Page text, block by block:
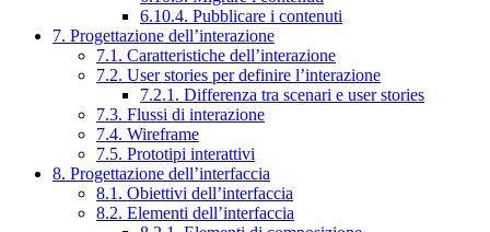
6.10.4. Pubblicare i contenuti
7. Progettazione dell’interazione
7.1. Caratteristiche dell’interazione
7.2. User stories per definire l’interazione
7.2.1. Differenza tra scenari e user stories
7.3. Flussi di interazione
7.4. Wireframe
7.5. Prototipi interattivi
8. Progettazione dell’interfaccia
8.1. Obiettivi dell’interfaccia
8.2. Elementi dell’interfaccia